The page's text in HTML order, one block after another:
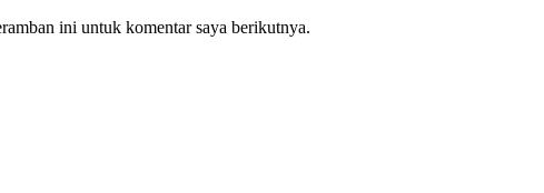
ini untuk komentar saya berikutnya.